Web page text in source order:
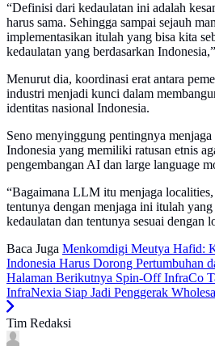
“Definisi dari kedaulatan ini adalah
harus sama. Sehingga sampai sejauh
implementasikan itulah yang bisa kita
kedaulatan yang berdasarkan
Menurut dia, koordinasi erat antara
industri menjadi kunci dalam
identitas nasional Indonesia.
Seno menyinggung pentingnya
Indonesia yang memiliki ratusan etnis
pengembangan AI dan large language
“Bagaimana LLM itu menjaga
tentunya dengan menjaga ini itulah
kedaulatan dan tentunya sesuai dengan
Baca Juga Menkomdigi Meutya Hafid:
Indonesia Harus Dorong Pertumbuhan
Halaman Berikutnya Spin-Off InfraCo
InfraNexia Siap Jadi Penggerak
Tim Redaksi